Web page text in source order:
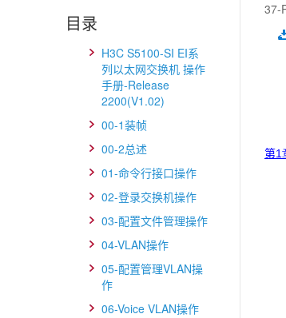
目录
H3C S5100-SI EI系
列以太网交换机 操作
手册-Release
2200(V1.02)
00-1装帧
00-2总述
01-命令行接口操作
02-登录交换机操作
03-配置文件管理操作
04-VLAN操作
05-配置管理VLAN操
作
06-Voice VLAN操作
37-
第1